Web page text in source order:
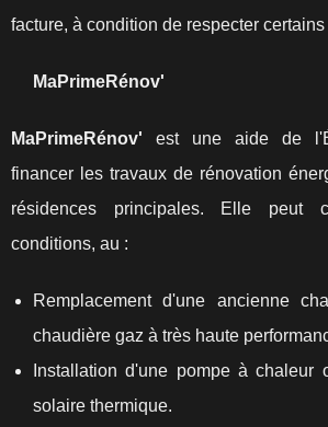
facture, à condition de respecter certains
MaPrimeRénov'
MaPrimeRénov' est une aide de
financer les travaux de rénovation
résidences principales. Elle peut
conditions, au :
Remplacement d'une ancienne
chaudière gaz à très haute
Installation d'une pompe à chaleur
solaire thermique.